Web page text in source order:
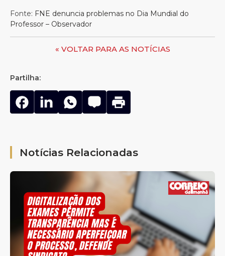
Fonte: FNE denuncia problemas no Dia Mundial do
Professor – Observador
« VOLTAR PARA AS NOTÍCIAS
Partilha:
Notícias Relacionadas